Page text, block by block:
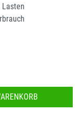
Lasten
Wert